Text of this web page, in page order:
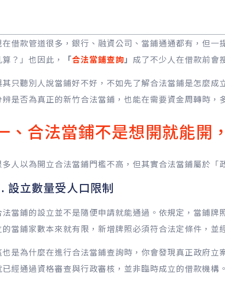
在借款管道很多，銀行、融資公司、當鋪通通都有，但
算？」也因此，
「合法當鋪查詢 」 成了不少人在借款前會
其只聽別人說當鋪好不好，不如先了解合法當鋪是怎麼
辨是否為真正的新竹合法當鋪，也能在需要資金周轉時，
、合法當鋪不是想開就能開
多人以為開立合法當鋪門檻不高，但其實合法當鋪屬於「
設立數量受人口限制
法當鋪的設立並不是隨便申請就能通過。依規定，當鋪
的當鋪家數本來就有限，新增牌照必須符合法定條件，並
也是為什麼在進行合法當鋪查詢時，你會發現真正政府
已經通過資格審查與行政審核，並非臨時成立的借款機構。